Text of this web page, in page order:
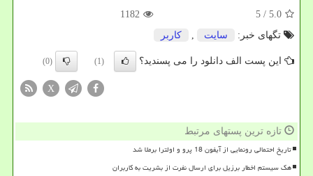
5.0
/ 5
1182
تگهای خبر:
سایت , كاربر
این پست الف دانلود را می پسندید؟ (1)
(0)
X
تازه ترین پستهای مرتبط
تاریخ احتمالی رونمایی از آیفون 18 پرو و اولترا برملا شد
هک سیستم اخطار برزیل برای ارسال نفرت از بشریت به کاربران